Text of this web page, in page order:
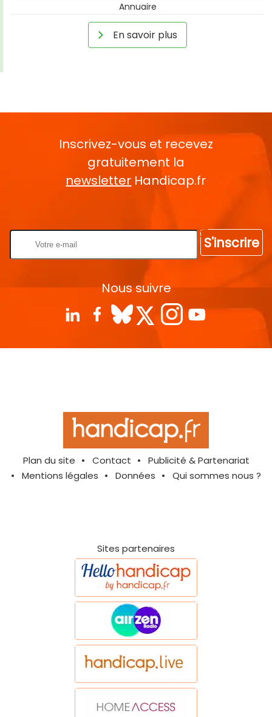
Annuaire
En savoir plus
Inscrivez-vous et recevez
gratuitement la
newsletter Handicap.fr
S'inscrire
Nous suivre
Plan du site Contact
Publicité & Partenariat
Mentions légales
Données Qui sommes nous ?
Sites partenaires